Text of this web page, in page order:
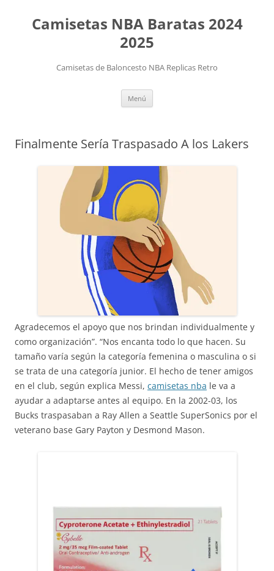
Camisetas NBA Baratas 2024
2025
Camisetas de Baloncesto NBA Replicas Retro
Menú
Finalmente Sería Traspasado A los Lakers
Agradecemos el apoyo que nos brindan individualmente y
como organización”. “Nos encanta todo lo que hacen. Su
tamaño varía según la categoría femenina o masculina o si
se trata de una categoría junior. El hecho de tener amigos
en el club, según explica Messi, camisetas nba le va a
ayudar a adaptarse antes al equipo. En la 2002-03, los
Bucks traspasaban a Ray Allen a Seattle SuperSonics por el
veterano base Gary Payton y Desmond Mason.